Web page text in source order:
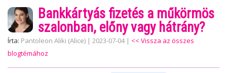
Bankkártyás fizetés a műkörmös
szalonban, előny vagy hátrány?
Írta: Pantoleon Aliki (Alice) | 2023-07-04 | << Vissza az összes
blogtémához